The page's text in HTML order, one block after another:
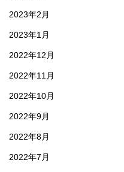
2023年2月
2023年1月
2022年12月
2022年11月
2022年10月
2022年9月
2022年8月
2022年7月